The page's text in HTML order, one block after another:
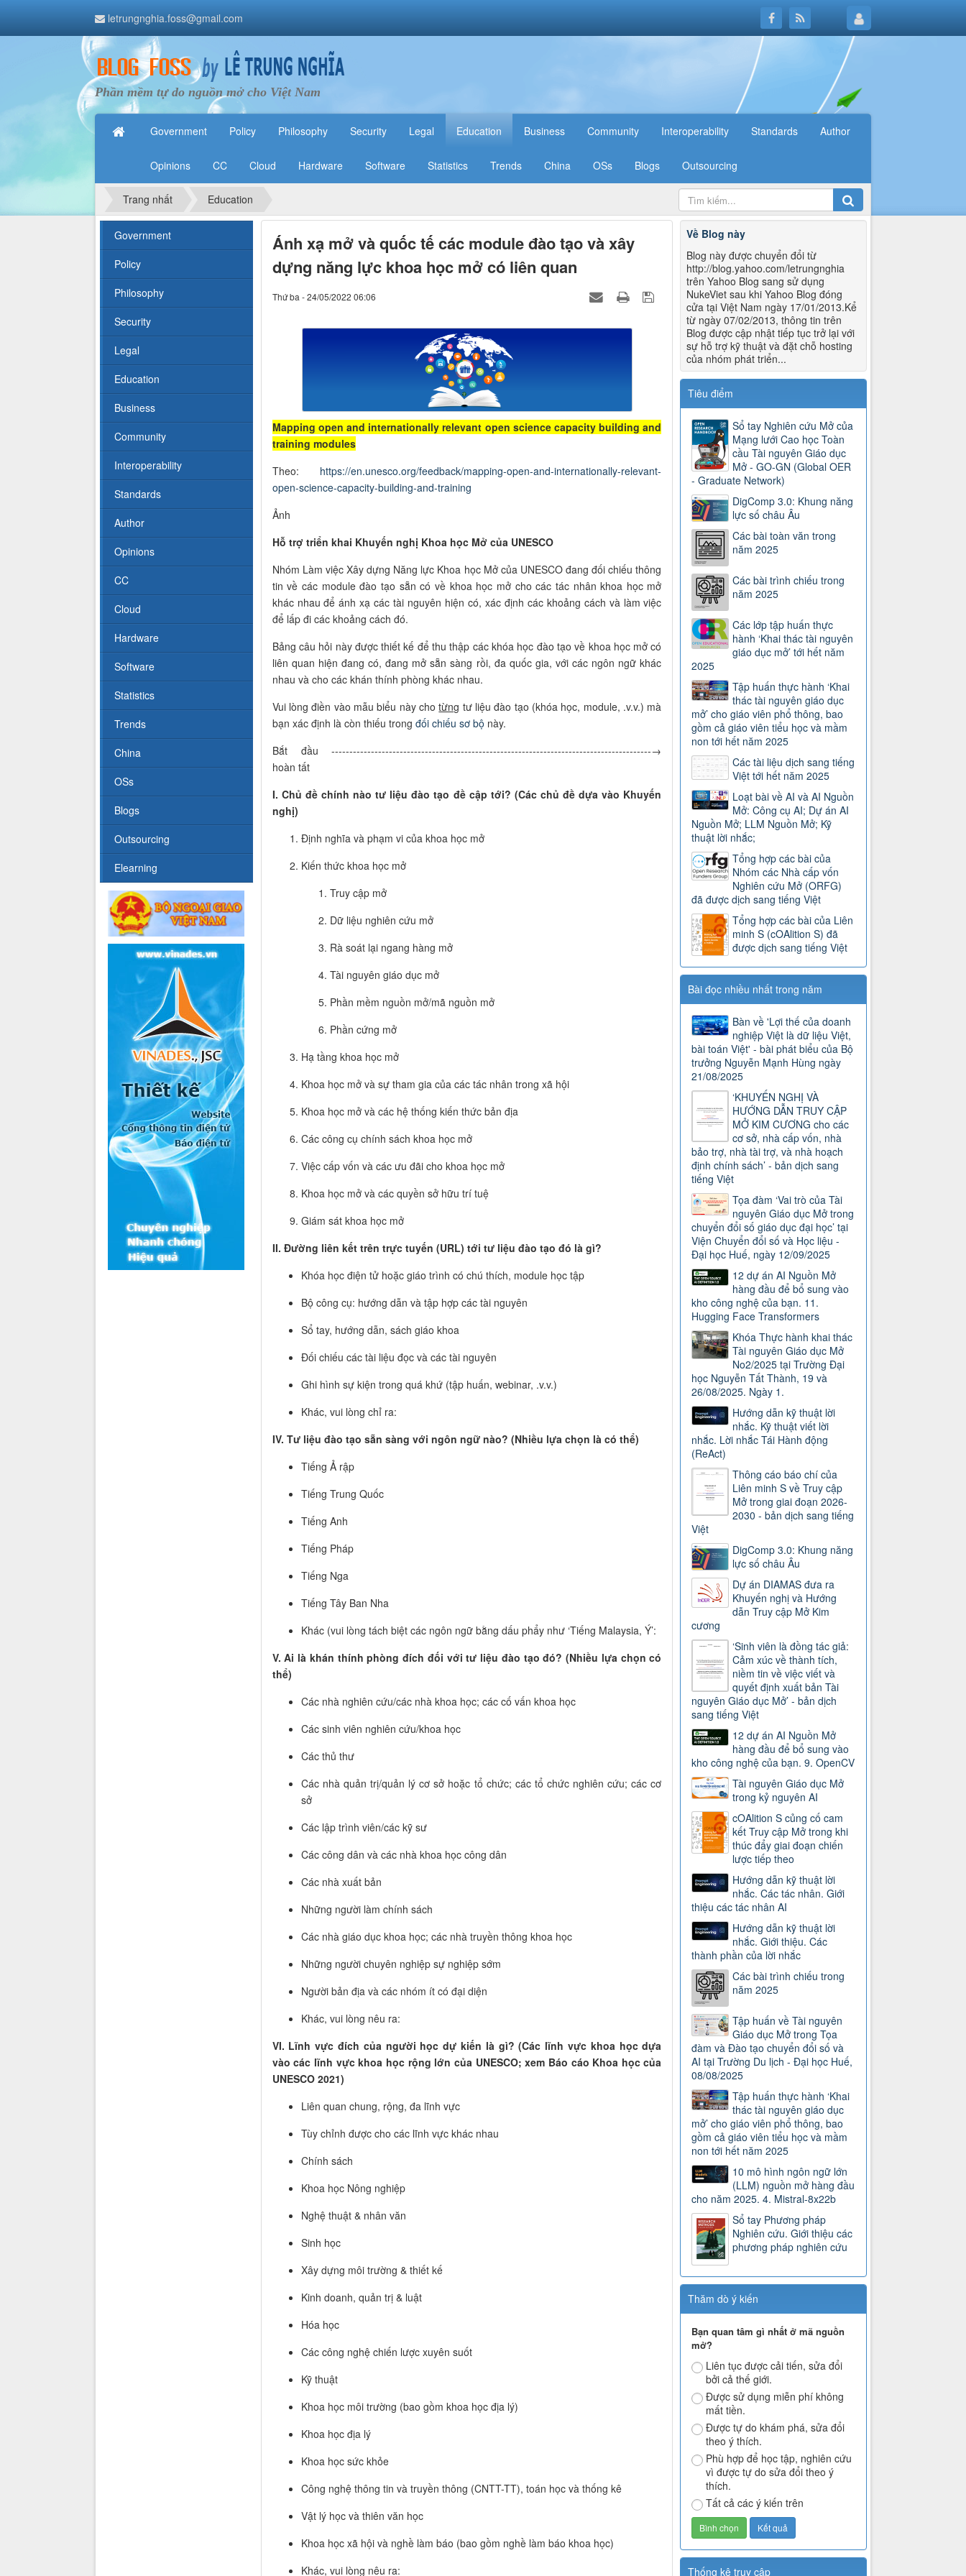
letrungnghia.foss@gmail.com
Phần mềm tự do nguồn mở cho Việt Nam
Government Policy Philosophy Security Legal Education Business Community Interoperability Standards Author
Opinions CC Cloud Hardware Software Statistics Trends China OSs Blogs Outsourcing
Trang nhất Education
Ánh xạ mở và quốc tế các module đào tạo và xây
dựng năng lực khoa học mở có liên quan
Thứ ba - 24/05/2022 06:06
Mapping open and internationally relevant open science capacity building and
training modules
Theo: https://en.unesco.org/feedback/mapping-open-and-internationally-relevant-
open-science-capacity-building-and-training
Ảnh
Hỗ trợ triển khai Khuyến nghị Khoa học Mở của UNESCO
Nhóm Làm việc Xây dựng Năng lực Khoa học Mở của UNESCO đang đối chiếu thông
tin về các module đào tạo sẵn có về khoa học mở cho các tác nhân khoa học mở
khác nhau để ánh xạ các tài nguyên hiện có, xác định các khoảng cách và làm việc
để lấp đi các khoảng cách đó.
Bảng câu hỏi này được thiết kế để thu thập các khóa học đào tạo về khoa học mở có
liên quan hiện đang có, đang mở sẵn sàng rồi, đa quốc gia, với các ngôn ngữ khác
nhau và cho các khán thính phòng khác nhau.
Vui lòng điền vào mẫu biểu này chotừng tư liệu đào tạo (khóa học, module, .v.v.) mà
bạn xác định là còn thiếu trong đối chiếu sơ bộ này.
Bắt đầu -----------------------------------------------------------------------------------------→
hoàn tất
I. Chủ đề chính nào tư liệu đào tạo đề cập tới? (Các chủ đề dựa vào Khuyến
nghị)
Định nghĩa và phạm vi của khoa học mở
Kiến thức khoa học mở
Truy cập mở
Dữ liệu nghiên cứu mở
Rà soát lại ngang hàng mở
Tài nguyên giáo dục mở
Phần mềm nguồn mở/mã nguồn mở
Phần cứng mở
Hạ tầng khoa học mở
Khoa học mở và sự tham gia của các tác nhân trong xã hội
Khoa học mở và các hệ thống kiến thức bản địa
Các công cụ chính sách khoa học mở
Việc cấp vốn và các ưu đãi cho khoa học mở
Khoa học mở và các quyền sở hữu trí tuệ
Giám sát khoa học mở
II. Đường liên kết trên trực tuyến (URL) tới tư liệu đào tạo đó là gì?
Khóa học điện tử hoặc giáo trình có chú thích, module học tập
Bộ công cụ: hướng dẫn và tập hợp các tài nguyên
Sổ tay, hướng dẫn, sách giáo khoa
Đối chiếu các tài liệu đọc và các tài nguyên
Ghi hình sự kiện trong quá khứ (tập huấn, webinar, .v.v.)
Khác, vui lòng chỉ ra:
IV. Tư liệu đào tạo sẵn sàng với ngôn ngữ nào? (Nhiều lựa chọn là có thể)
Tiếng Ả rập
Tiếng Trung Quốc
Tiếng Anh
Tiếng Pháp
Tiếng Nga
Tiếng Tây Ban Nha
Khác (vui lòng tách biệt các ngôn ngữ bằng dấu phẩy như ‘Tiếng Malaysia, Ý’:
V. Ai là khán thính phòng đích đối với tư liệu đào tạo đó?(Nhiều lựa chọn có
thể)
Các nhà nghiên cứu/các nhà khoa học; các cố vấn khoa học
Các sinh viên nghiên cứu/khoa học
Các thủ thư
Các nhà quản trị/quản lý cơ sở hoặc tổ chức; các tổ chức nghiên cứu; các cơ
sở
Các lập trình viên/các kỹ sư
Các công dân và các nhà khoa học công dân
Các nhà xuất bản
Những người làm chính sách
Các nhà giáo dục khoa học; các nhà truyền thông khoa học
Những người chuyên nghiệp sự nghiệp sớm
Người bản địa và các nhóm ít có đại diện
Khác, vui lòng nêu ra:
VI. Lĩnh vực đích của người học dự kiến là gì? (Các lĩnh vực khoa học dựa
vào các lĩnh vực khoa học rộng lớn của UNESCO; xem Báo cáo Khoa học của
UNESCO 2021)
Liên quan chung, rộng, đa lĩnh vực
Tùy chỉnh được cho các lĩnh vực khác nhau
Chính sách
Khoa học Nông nghiệp
Nghệ thuật & nhân văn
Sinh học
Xây dựng môi trường & thiết kế
Kinh doanh, quản trị & luật
Hóa học
Các công nghệ chiến lược xuyên suốt
Kỹ thuật
Khoa học môi trường (bao gồm khoa học địa lý)
Khoa học địa lý
Khoa học sức khỏe
Công nghệ thông tin và truyền thông (CNTT-TT), toán học và thống kê
Vật lý học và thiên văn học
Khoa học xã hội và nghề làm báo (bao gồm nghề làm báo khoa học)
Khác, vui lòng nêu ra:
Về Blog này
Blog này được chuyển đổi từ
http://blog.yahoo.com/letrungnghia
trên Yahoo Blog sang sử dụng
NukeViet sau khi Yahoo Blog đóng
cửa tại Việt Nam ngày 17/01/2013.Kể
từ ngày 07/02/2013, thông tin trên
Blog được cập nhật tiếp tục trở lại với
sự hỗ trợ kỹ thuật và đặt chỗ hosting
của nhóm phát triển...
Tiêu điểm
Sổ tay Nghiên cứu Mở của
Mạng lưới Cao học Toàn
cầu Tài nguyên Giáo dục
Mở - GO-GN (Global OER
- Graduate Network)
DigComp 3.0: Khung năng
lực số châu Âu
Các bài toàn văn trong
năm 2025
Các bài trình chiếu trong
năm 2025
Các lớp tập huấn thực
hành ‘Khai thác tài nguyên
giáo dục mở’ tới hết năm
2025
Tập huấn thực hành ‘Khai
thác tài nguyên giáo dục
mở’ cho giáo viên phổ thông, bao
gồm cả giáo viên tiểu học và mầm
non tới hết năm 2025
Các tài liệu dịch sang tiếng
Việt tới hết năm 2025
Loạt bài về AI và AI Nguồn
Mở: Công cụ AI; Dự án AI
Nguồn Mở; LLM Nguồn Mở; Kỹ
thuật lời nhắc;
Tổng hợp các bài của
Nhóm các Nhà cấp vốn
Nghiên cứu Mở (ORFG)
đã được dịch sang tiếng Việt
Tổng hợp các bài của Liên
minh S (cOAlition S) đã
được dịch sang tiếng Việt
Bài đọc nhiều nhất trong năm
Bàn về 'Lợi thế của doanh
nghiệp Việt là dữ liệu Việt,
bài toán Việt' - bài phát biểu của Bộ
trưởng Nguyễn Mạnh Hùng ngày
21/08/2025
‘KHUYẾN NGHỊ VÀ
HƯỚNG DẪN TRUY CẬP
MỞ KIM CƯƠNG cho các
cơ sở, nhà cấp vốn, nhà
bảo trợ, nhà tài trợ, và nhà hoạch
định chính sách’ - bản dịch sang
tiếng Việt
Tọa đàm ‘Vai trò của Tài
nguyên Giáo dục Mở trong
chuyển đổi số giáo dục đại học’ tại
Viện Chuyển đổi số và Học liệu -
Đại học Huế, ngày 12/09/2025
12 dự án AI Nguồn Mở
hàng đầu để bổ sung vào
kho công nghệ của bạn. 11.
Hugging Face Transformers
Khóa Thực hành khai thác
Tài nguyên Giáo dục Mở
No2/2025 tại Trường Đại
học Nguyễn Tất Thành, 19 và
26/08/2025. Ngày 1.
Hướng dẫn kỹ thuật lời
nhắc. Kỹ thuật viết lời
nhắc. Lời nhắc Tái Hành động
(ReAct)
Thông cáo báo chí của
Liên minh S về Truy cập
Mở trong giai đoạn 2026-
2030 - bản dịch sang tiếng
Việt
DigComp 3.0: Khung năng
lực số châu Âu
Dự án DIAMAS đưa ra
Khuyến nghị và Hướng
dẫn Truy cập Mở Kim
cương
‘Sinh viên là đồng tác giả:
Cảm xúc về thành tích,
niềm tin về việc viết và
quyết định xuất bản Tài
nguyên Giáo dục Mở’ - bản dịch
sang tiếng Việt
12 dự án AI Nguồn Mở
hàng đầu để bổ sung vào
kho công nghệ của bạn. 9. OpenCV
Tài nguyên Giáo dục Mở
trong kỷ nguyên AI
cOAlition S củng cố cam
kết Truy cập Mở trong khi
thúc đẩy giai đoạn chiến
lược tiếp theo
Hướng dẫn kỹ thuật lời
nhắc. Các tác nhân. Giới
thiệu các tác nhân AI
Hướng dẫn kỹ thuật lời
nhắc. Giới thiệu. Các
thành phần của lời nhắc
Các bài trình chiếu trong
năm 2025
Tập huấn về Tài nguyên
Giáo dục Mở trong Tọa
đàm và Đào tạo chuyển đổi số và
AI tại Trường Du lịch - Đại học Huế,
08/08/2025
Tập huấn thực hành ‘Khai
thác tài nguyên giáo dục
mở’ cho giáo viên phổ thông, bao
gồm cả giáo viên tiểu học và mầm
non tới hết năm 2025
10 mô hình ngôn ngữ lớn
(LLM) nguồn mở hàng đầu
cho năm 2025. 4. Mistral-8x22b
Sổ tay Phương pháp
Nghiên cứu. Giới thiệu các
phương pháp nghiên cứu
Thăm dò ý kiến
Bạn quan tâm gì nhất ở mã nguồn
mở?
Liên tục được cải tiến, sửa đổi
bởi cả thế giới.
Được sử dụng miễn phí không
mất tiền.
Được tự do khám phá, sửa đổi
theo ý thích.
Phù hợp để học tập, nghiên cứu
vì được tự do sửa đổi theo ý
thích.
Tất cả các ý kiến trên
Thống kê truy cập
Government
Policy
Philosophy
Security
Legal
Education
Business
Community
Interoperability
Standards
Author
Opinions
CC
Cloud
Hardware
Software
Statistics
Trends
China
OSs
Blogs
Outsourcing
Elearning